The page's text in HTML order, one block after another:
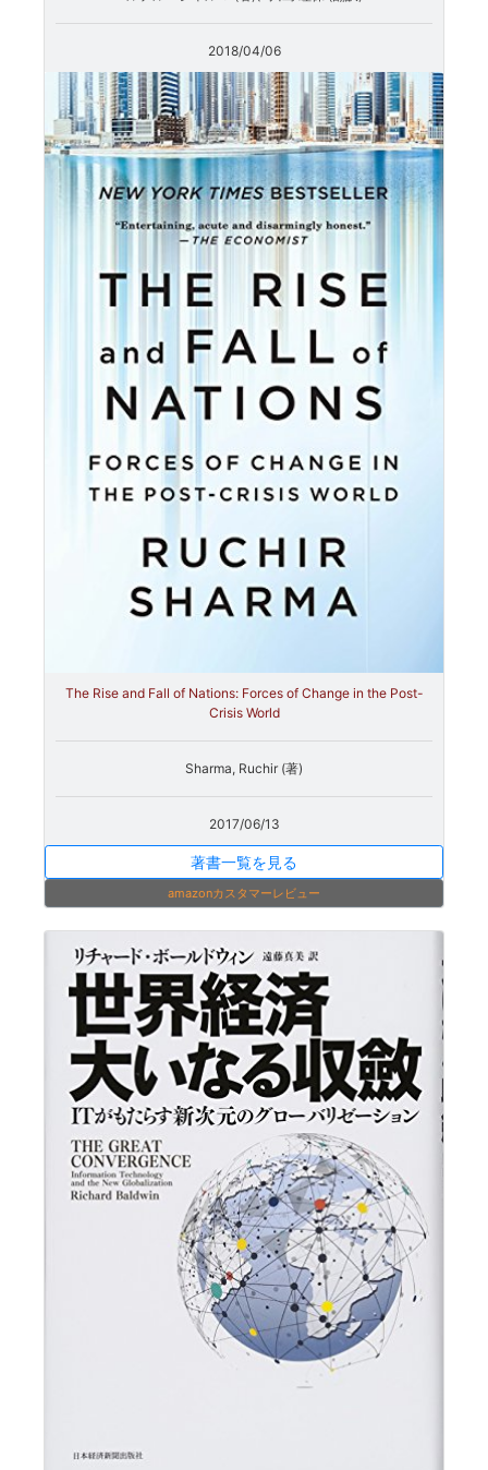
2018/04/06
The Rise and Fall of Nations: Forces of Change in the Post-
Crisis World
Sharma, Ruchir (著)
2017/06/13
著書一覧を見る
amazonカスタマーレビュー